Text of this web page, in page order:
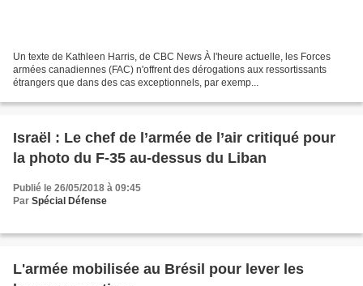
Un texte de Kathleen Harris, de CBC News À l'heure actuelle, les Forces
armées canadiennes (FAC) n'offrent des dérogations aux ressortissants
étrangers que dans des cas exceptionnels, par exemp...
Israël : Le chef de l’armée de l’air critiqué pour
la photo du F-35 au-dessus du Liban
Publié le 26/05/2018 à 09:45
Par Spécial Défense
L'armée mobilisée au Brésil pour lever les